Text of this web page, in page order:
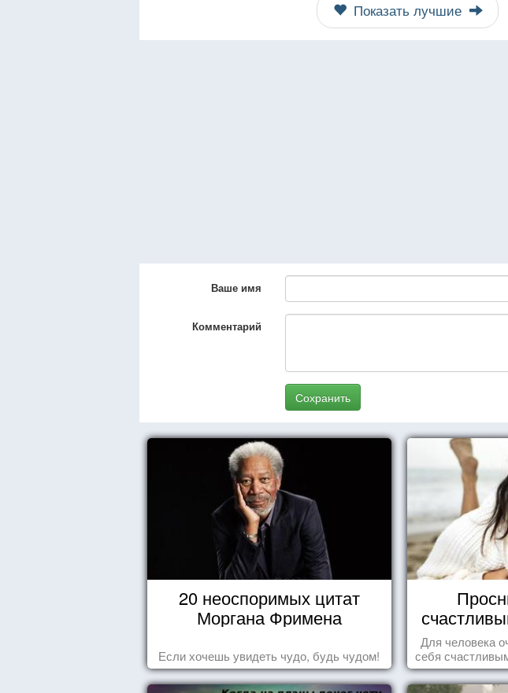
Показать лучшие
Ваше имя
Комментарий
Сохранить
20 неоспоримых цитат
Моргана Фримена
Если хочешь увидеть чудо, будь чудом!
Для человека
себя
дарит
каждый день